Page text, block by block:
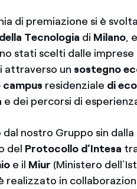
di premiazione si è
Tecnologia di Milano,
stati scelti dalle
attraverso un sostegno
residenziale di
e dei percorsi di
nostro Gruppo sin
del Protocollo d’Intesa
e il Miur (Ministero
in